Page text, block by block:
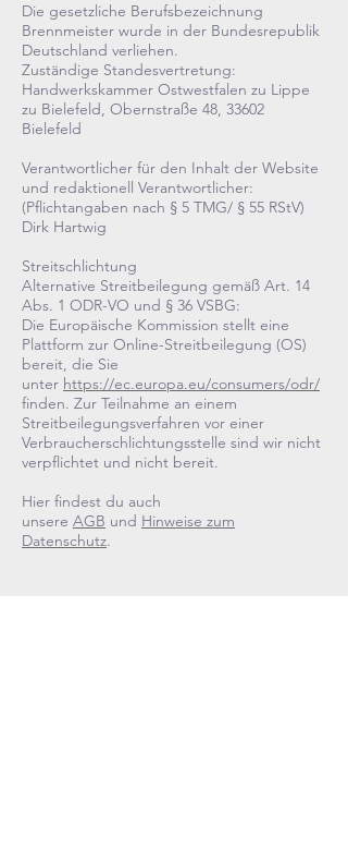
Die gesetzliche Berufsbezeichnung
Brennmeister wurde in der Bundesrepublik
Deutschland verliehen.
Zuständige Standesvertretung:
Handwerkskammer Ostwestfalen zu Lippe
zu Bielefeld, Obernstraße 48, 33602
Bielefeld
Verantwortlicher für den Inhalt der Website
und redaktionell Verantwortlicher:
(Pflichtangaben nach § 5 TMG/ § 55 RStV)
Dirk Hartwig
Streitschlichtung
Alternative Streitbeilegung gemäß Art. 14
Abs. 1 ODR-VO und § 36 VSBG:
Die Europäische Kommission stellt eine
Plattform zur Online-Streitbeilegung (OS)
bereit, die Sie
unter https://ec.europa.eu/consumers/odr/
finden. Zur Teilnahme an einem
Streitbeilegungsverfahren vor einer
Verbraucherschlichtungsstelle sind wir nicht
verpflichtet und nicht bereit.
Hier findest du auch
unsere AGB und Hinweise zum
Datenschutz.